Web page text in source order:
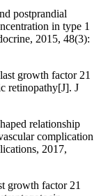
postprandial
in type 1
2015, 48(3):
growth factor 21
retinopathy[J]. J
relationship
complication
2017,
growth factor 21